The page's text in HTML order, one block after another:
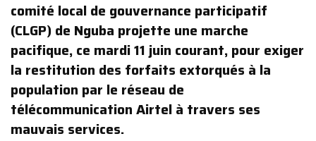
comité local de gouvernance participatif
(CLGP) de Nguba projette une marche
pacifique, ce mardi 11 juin courant, pour exiger
la restitution des forfaits extorqués à la
population par le réseau de
télécommunication Airtel à travers ses
mauvais services.